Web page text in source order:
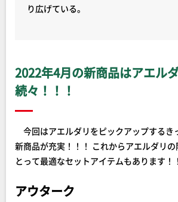
り広げている。
2022年4月の新商品はアエル
続々！！！
今回はアエルダリをピックアップするき
新商品が充実！！！ これからアエルダリ
とって最適なセットアイテムもあります！！
アウターク